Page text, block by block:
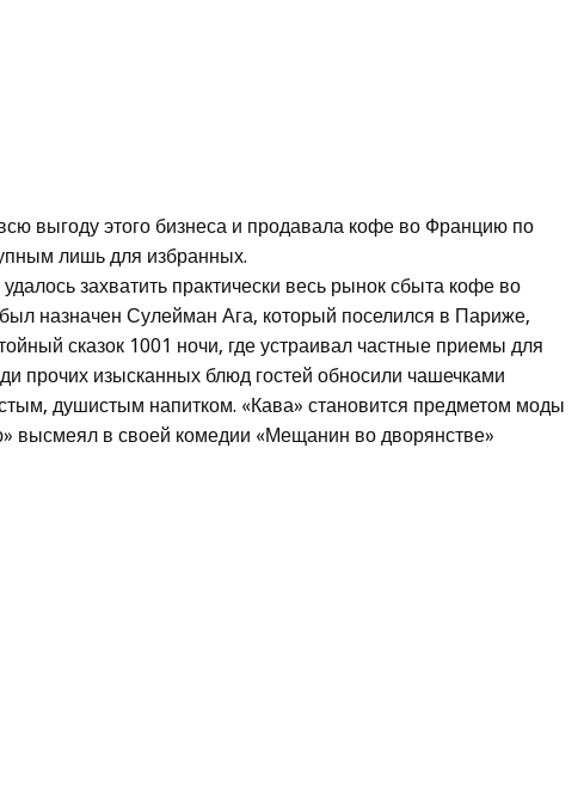
выгоду этого бизнеса и продавала кофе во Францию по
лишь для избранных.
захватить практически весь рынок сбыта кофе во
назначен Сулейман Ага, который поселился в Париже,
сказок 1001 ночи, где устраивал частные приемы для
прочих изысканных блюд гостей обносили чашечками
душистым напитком. «Кава» становится предметом моды
высмеял в своей комедии «Мещанин во дворянстве»